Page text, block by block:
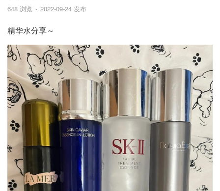
648 浏览 2022-09-24 发布
精华水分享～